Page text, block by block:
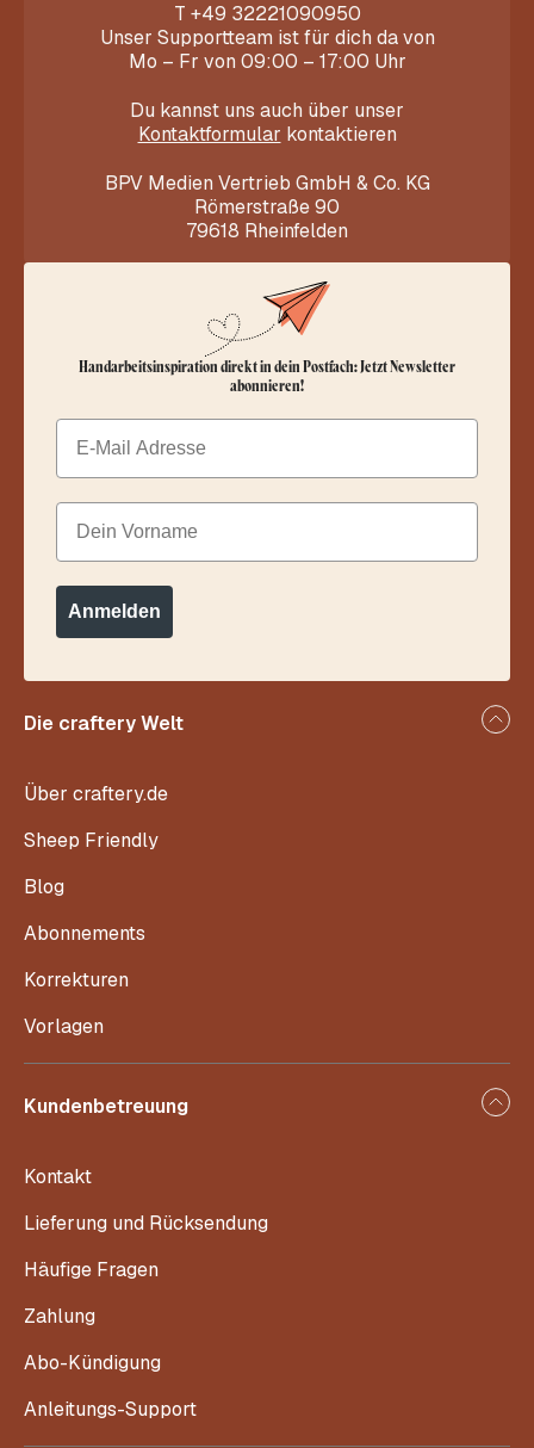
T +49 32221090950
Unser Supportteam ist für dich da von
Mo – Fr von 09:00 – 17:00 Uhr
Du kannst uns auch über unser
Kontaktformular kontaktieren
BPV Medien Vertrieb GmbH & Co. KG
Römerstraße 90
79618 Rheinfelden
Die craftery Welt
Über craftery.de
Sheep Friendly
Blog
Abonnements
Korrekturen
Vorlagen
Kundenbetreuung
Kontakt
Lieferung und Rücksendung
Häufige Fragen
Zahlung
Abo-Kündigung
Anleitungs-Support
Handarbeitsinspiration direkt in dein Postfach: Jetzt Newsletter
abonnieren!
Email
Dein Vorname
Anmelden